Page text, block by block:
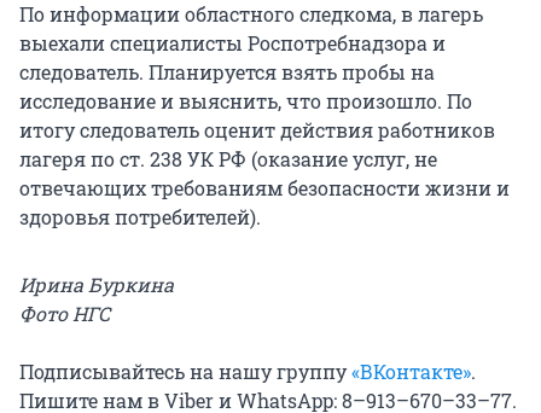
По информации областного следкома, в лагерь
выехали специалисты Роспотребнадзора и
следователь. Планируется взять пробы на
исследование и выяснить, что произошло. По
итогу следователь оценит действия работников
лагеря по ст. 238 УК РФ (оказание услуг, не
отвечающих требованиям безопасности жизни и
здоровья потребителей).
Ирина Буркина
Фото НГС
Подписывайтесь на нашу группу«ВКонтакте».
Пишите нам в Viber и WhatsApp: 8–913–670–33–77.